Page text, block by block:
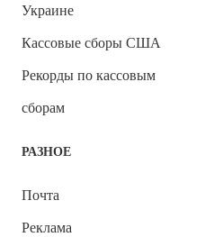
Украине
Кассовые сборы США
Рекорды по кассовым
сборам
РАЗНОЕ
Почта
Реклама